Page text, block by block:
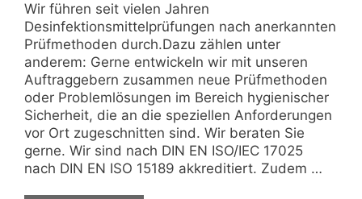
Wir führen seit vielen Jahren
Desinfektionsmittelprüfungen nach anerkannten
Prüfmethoden durch.Dazu zählen unter
anderem: Gerne entwickeln wir mit unseren
Auftraggebern zusammen neue Prüfmethoden
oder Problemlösungen im Bereich hygienischer
Sicherheit, die an die speziellen Anforderungen
vor Ort zugeschnitten sind. Wir beraten Sie
gerne. Wir sind nach DIN EN ISO/IEC 17025
nach DIN EN ISO 15189 akkreditiert. Zudem …